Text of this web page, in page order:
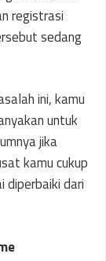
registrasi
sedang
ini, kamu
untuk
jika
kamu cukup
diperbaiki dari